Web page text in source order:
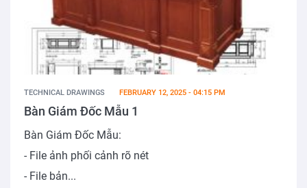
TECHNICAL DRAWINGS FEBRUARY 12, 2025 - 04:15 PM
Bàn Giám Đốc Mẫu 1
Bàn Giám Đốc Mẫu:
- File ảnh phối cảnh rõ nét
- File bản...